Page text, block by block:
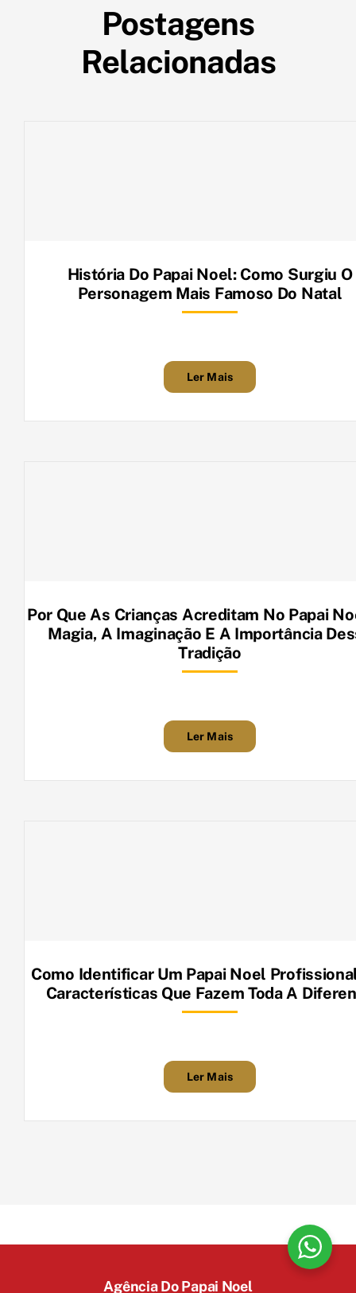
Postagens
Relacionadas
História Do Papai Noel: Como Surgiu O
Personagem Mais Famoso Do Natal
Ler Mais
Por Que As Crianças Acreditam No Papai
Magia, A Imaginação E A Importância
Tradição
Ler Mais
Como Identificar Um Papai Noel
Características Que Fazem Toda A
Ler Mais
Agência Do Papai Noel